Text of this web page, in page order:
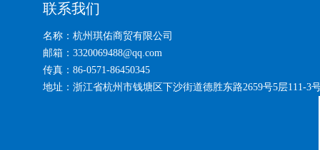
联系我们
名称：杭州琪佑商贸有限公司
邮箱：3320069488@qq.com
传真：86-0571-86450345
地址：浙江省杭州市钱塘区下沙街道德胜东路2659号5层111-3